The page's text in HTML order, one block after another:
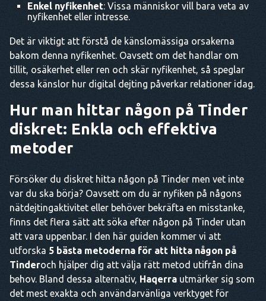
Enkel nyfikenhet: Vissa människor vill bara veta av
nyfikenhet eller intresse.
Det är viktigt att förstå de känslomässiga orsakerna
bakom denna nyfikenhet. Oavsett om det handlar om
tillit, osäkerhet eller ren och skär nyfikenhet, så speglar
dessa känslor hur digital dejting påverkar relationer idag.
Hur man hittar någon på Tinder
diskret: Enkla och effektiva
metoder
Försöker du diskret hitta någon på Tinder men vet inte
var du ska börja? Oavsett om du är nyfiken på någons
nätdejtingaktivitet eller behöver bekräfta en misstanke,
finns det flera sätt att söka efter någon på Tinder utan
att vara uppenbar. I den här guiden kommer vi att
utforska 5 bästa metoderna för att hitta någon på
Tinderoch hjälper dig att välja rätt metod utifrån dina
behov. Bland dessa alternativ, Haqerra utmärker sig som
det mest exakta och användarvänliga verktyget för